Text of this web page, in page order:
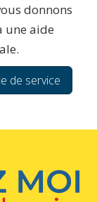
donnons
une aide
de service